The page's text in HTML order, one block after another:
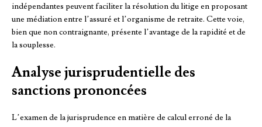
indépendantes peuvent faciliter la résolution du litige en proposant
une médiation entre l’assuré et l’organisme de retraite. Cette voie,
bien que non contraignante, présente l’avantage de la rapidité et de
la souplesse.
Analyse jurisprudentielle des
sanctions prononcées
L’examen de la jurisprudence en matière de calcul erroné de la